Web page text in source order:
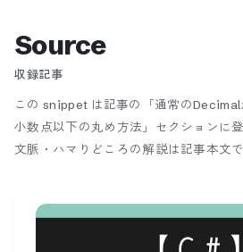
Source
収録記事
この snippet は記事の「通常の
小数点以下の丸め方法」セクションに登
文脈・ハマりどころの解説は記事本文で